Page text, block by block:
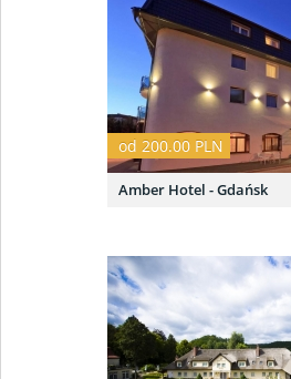
od 200.00 PLN
Amber Hotel - Gdańsk